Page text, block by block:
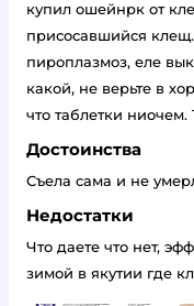
купил ошейнрк от
присосавшийся
пироплазмоз, еле
какой, не верьте в
что таблетки
Достоинства
Съела сама и не
Недостатки
Что даете что нет,
зимой в якутии где